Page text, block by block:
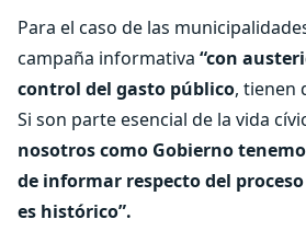
Para el caso de las
campaña informativa “con
control del gasto público, tienen
Si son parte esencial de la vida
nosotros como Gobierno
de informar respecto del
es histórico”.